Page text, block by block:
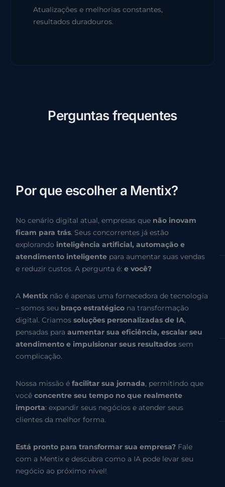
Atualizações e melhorias constantes,
resultados duradouros.
Perguntas frequentes
Por que escolher a Mentix?
No cenário digital atual, empresas que não inovam
ficam para trás. Seus concorrentes já estão
explorando inteligência artificial, automação e
atendimento inteligente para aumentar suas vendas
e reduzir custos. A pergunta é:e você?
A Mentix não é apenas uma fornecedora de tecnologia
– somos seu braço estratégico na transformação
digital. Criamossoluções personalizadas de IA,
pensadas paraaumentar sua eficiência, escalar seu
atendimento e impulsionar seus resultados sem
complicação.
Nossa missão éfacilitar sua jornada, permitindo que
vocêconcentre seu tempo no que realmente
importa: expandir seus negócios e atender seus
clientes da melhor forma.
Está pronto para transformar sua empresa? Fale
com a Mentix e descubra como a IA pode levar seu
negócio ao próximo nível!